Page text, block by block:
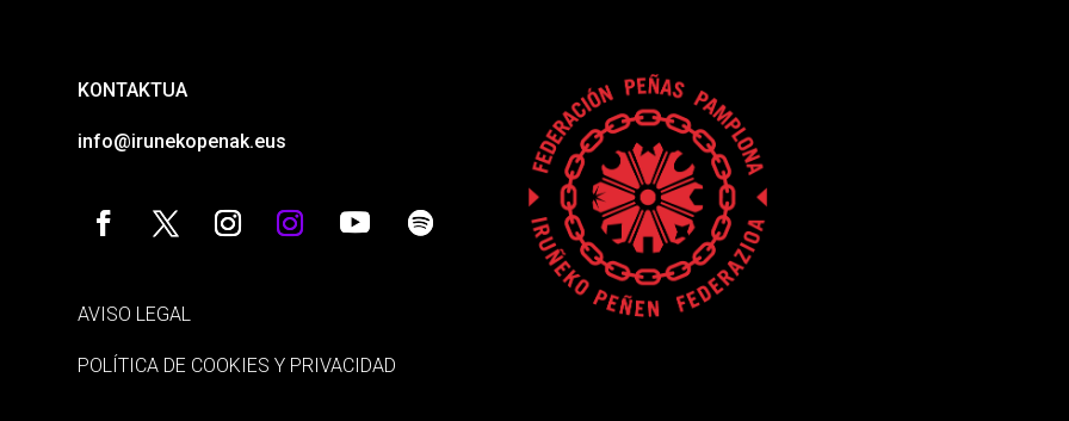
KONTAKTUA
info@irunekopenak.eus
AVISO LEGAL
POLÍTICA DE COOKIES Y PRIVACIDAD